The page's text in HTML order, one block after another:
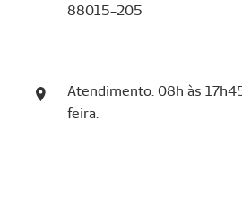
88015-205
Atendimento: 08h às
feira.